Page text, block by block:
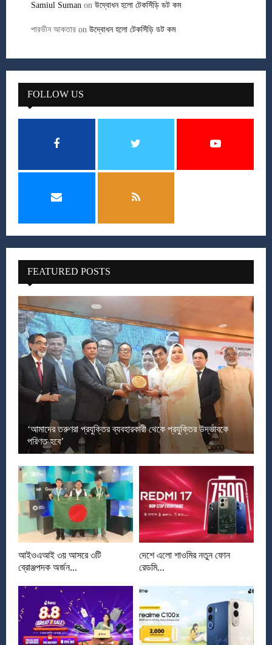
Samiul Suman on উদ্বোধন হলো টেকসিঁড়ি ডট কম
পারভীন আকতার on উদ্বোধন হলো টেকসিঁড়ি ডট কম
FOLLOW US
FEATURED POSTS
‘আমাদের তরুণরা প্রযুক্তির ব্যবহারকারী থেকে প্রযুক্তির উদ্ভাবকে
পরিণত হবে’
আইওএআই ৩য় আসরে ৩টি
ব্রোঞ্জপদক অর্জন...
দেশে এলো শাওমির নতুন ফোন
রেডমি...